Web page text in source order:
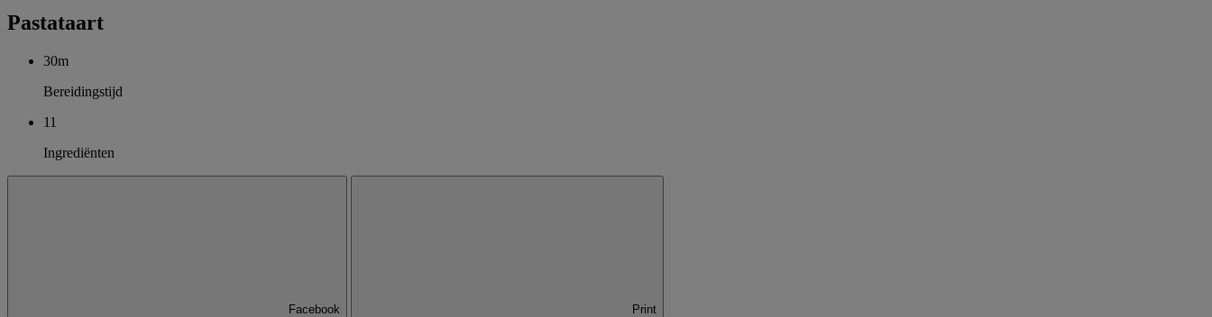
Pastataart
30m
Bereidingstijd
11
Ingrediënten
Facebook Print